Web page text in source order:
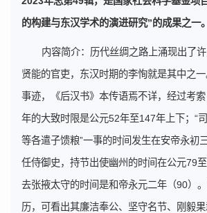
的构建与东汉学术的演进研究”的成果之一。
内容简介：历代丝绸之路上涌现出了
贤能的官吏，东汉时期的李恂就是其中之
事迹，《后汉书》本传语焉不详，经过考
年的大致时限是公元52年至147年上下；“
等各遣子馈粮”一事的时间发生在安帝永初
任侍御史，持节出使幽州的时间在公元79
去张掖太守的时间是和帝永元二年（90）
历，可看出其廉洁奉公、坚守名节、刚毅